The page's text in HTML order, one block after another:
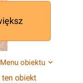
Menu obiektu
ten obiekt